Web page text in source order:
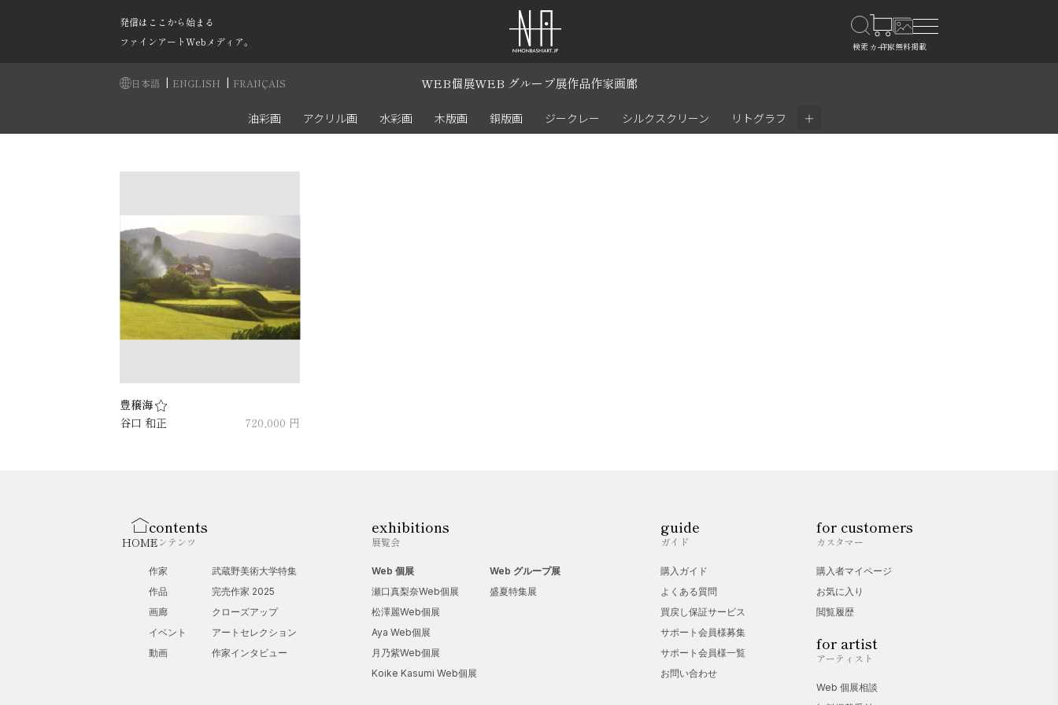
発信はここから始まる
ファインアートWebメディア。
日本語 | ENGLISH | FRANÇAIS WEB個展WEB グループ展作品作家画廊
油彩画 アクリル画 水彩画 木版画 銅版画 ジークレー シルクスクリーン リトグラフ ＋
豊穣海
谷口 和正
720,000 円
HOME
contents
コンテンツ
作家
作品
画廊
イベント
動画
武蔵野美術大学特集
完売作家 2025
クローズアップ
アートセレクション
作家インタビュー
exhibitions
展覧会
Web 個展
瀬口真梨奈Web個展
松澤麗Web個展
Aya Web個展
月乃紫Web個展
Koike Kasumi Web個展
Web グループ展
盛夏特集展
guide
ガイド
購入ガイド
よくある質問
買戻し保証サービス
サポート会員様募集
サポート会員様一覧
お問い合わせ
for customers
カスタマー
購入者マイページ
お気に入り
閲覧履歴
for artist
アーティスト
Web 個展相談